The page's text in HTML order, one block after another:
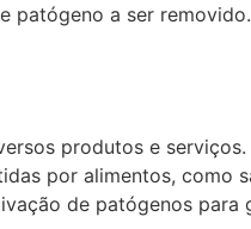
patógeno a ser
produtos e serviços.
por alimentos, como
de patógenos para